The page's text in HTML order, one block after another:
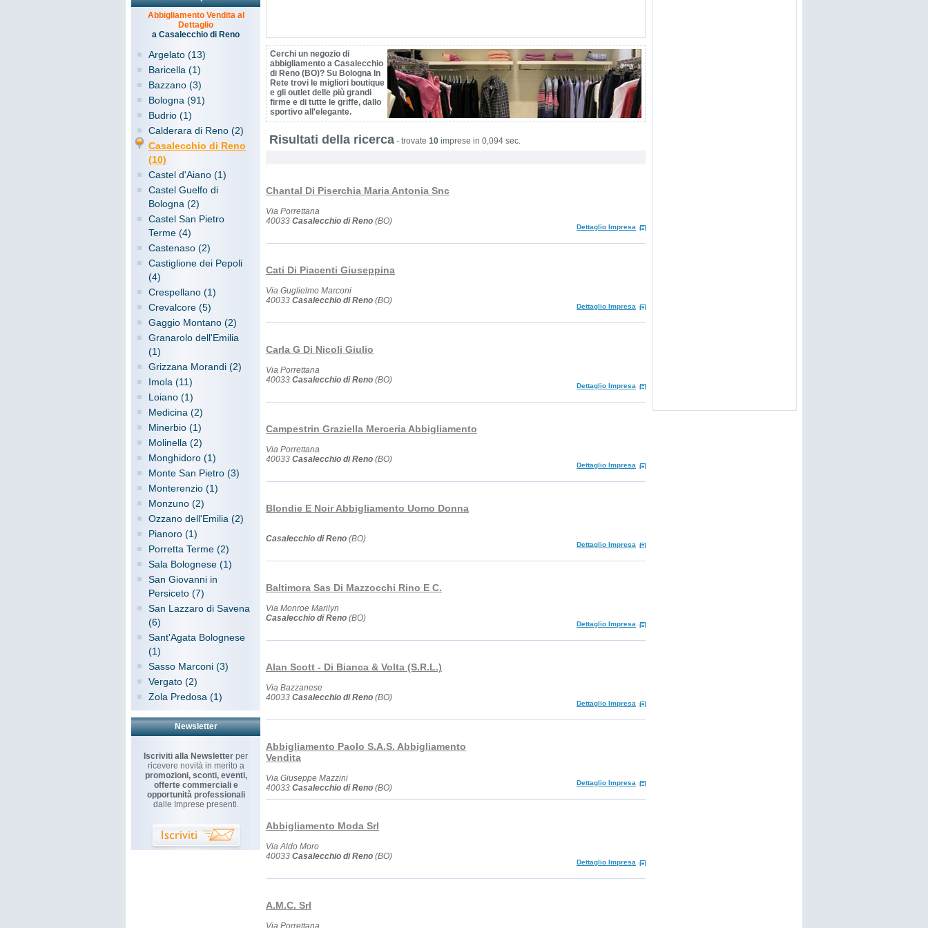
Abbigliamento Vendita al
Dettaglio
a Casalecchio di Reno
Argelato (13)
Baricella (1)
Bazzano (3)
Bologna (91)
Budrio (1)
Calderara di Reno (2)
Casalecchio di Reno
(10)
Castel d'Aiano (1)
Castel Guelfo di
Bologna (2)
Castel San Pietro
Terme (4)
Castenaso (2)
Castiglione dei Pepoli
(4)
Crespellano (1)
Crevalcore (5)
Gaggio Montano (2)
Granarolo dell'Emilia
(1)
Grizzana Morandi (2)
Imola (11)
Loiano (1)
Medicina (2)
Minerbio (1)
Molinella (2)
Monghidoro (1)
Monte San Pietro (3)
Monterenzio (1)
Monzuno (2)
Ozzano dell'Emilia (2)
Pianoro (1)
Porretta Terme (2)
Sala Bolognese (1)
San Giovanni in
Persiceto (7)
San Lazzaro di Savena
(6)
Sant'Agata Bolognese
(1)
Sasso Marconi (3)
Vergato (2)
Zola Predosa (1)
Newsletter
Iscriviti alla Newsletter per
ricevere novità in merito a
promozioni, sconti, eventi,
offerte commerciali e
opportunità professionali
dalle Imprese presenti.
Cerchi un negozio di
abbigliamento a Casalecchio
di Reno (BO)? Su Bologna In
Rete trovi le migliori boutique
e gli outlet delle più grandi
firme e di tutte le griffe, dallo
sportivo all'elegante.
Risultati della ricerca - trovate 10 imprese in 0,094 sec.
Chantal Di Piserchia Maria Antonia Snc
Via Porrettana
40033 Casalecchio di Reno (BO)
Dettaglio Impresa
Cati Di Piacenti Giuseppina
Via Guglielmo Marconi
40033 Casalecchio di Reno (BO)
Dettaglio Impresa
Carla G Di Nicoli Giulio
Via Porrettana
40033 Casalecchio di Reno (BO)
Dettaglio Impresa
Campestrin Graziella Merceria Abbigliamento
Via Porrettana
40033 Casalecchio di Reno (BO)
Dettaglio Impresa
Blondie E Noir Abbigliamento Uomo Donna
Casalecchio di Reno (BO)
Dettaglio Impresa
Baltimora Sas Di Mazzocchi Rino E C.
Via Monroe Marilyn
Casalecchio di Reno (BO)
Dettaglio Impresa
Alan Scott - Di Bianca & Volta (S.R.L.)
Via Bazzanese
40033 Casalecchio di Reno (BO)
Dettaglio Impresa
Abbigliamento Paolo S.A.S. Abbigliamento
Vendita
Via Giuseppe Mazzini
40033 Casalecchio di Reno (BO)
Dettaglio Impresa
Abbigliamento Moda Srl
Via Aldo Moro
40033 Casalecchio di Reno (BO)
Dettaglio Impresa
A.M.C. Srl
Via Porrettana